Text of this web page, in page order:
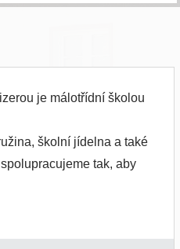
je málotřídní školou
školní jídelna a také
tak, aby